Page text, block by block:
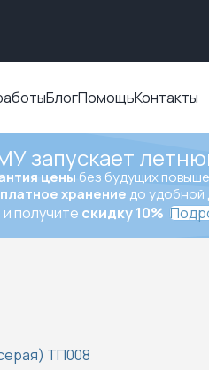
БлогПомощьКонтакты
запускает
цены без будущих
хранение до удобной
и получите скидку 10%
ТП008